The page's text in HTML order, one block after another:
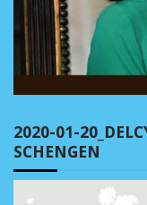
2020-01-
SCHENGEN